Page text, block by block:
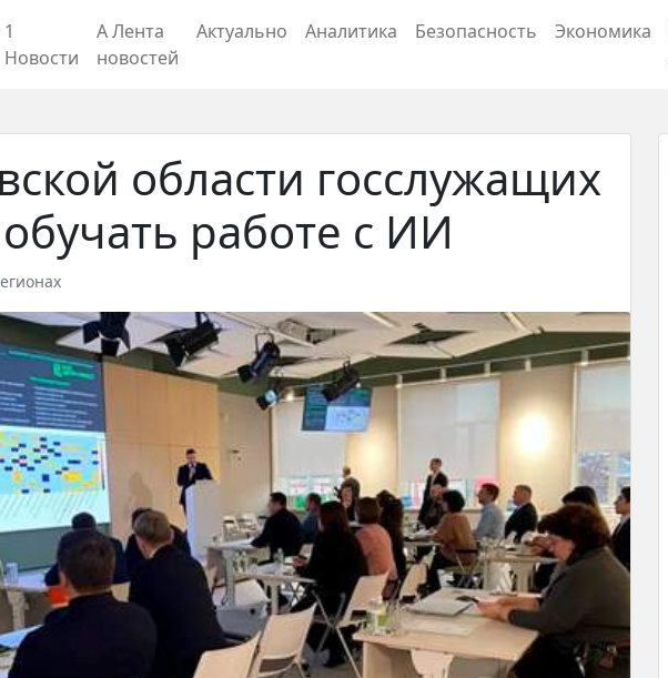
1
Новости
А Лента
новостей
Актуально Аналитика Безопасность Экономика
области госслужащих
работе с ИИ